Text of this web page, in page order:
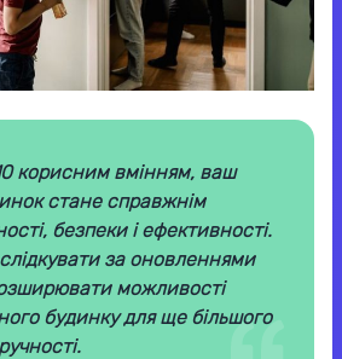
корисним вмінням, ваш
стане справжнім
безпеки і ефективності.
за оновленнями
можливості
будинку для ще більшого